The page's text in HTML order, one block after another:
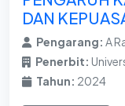
DAN
Pengarang: A
Penerbit:
Tahun: 2024